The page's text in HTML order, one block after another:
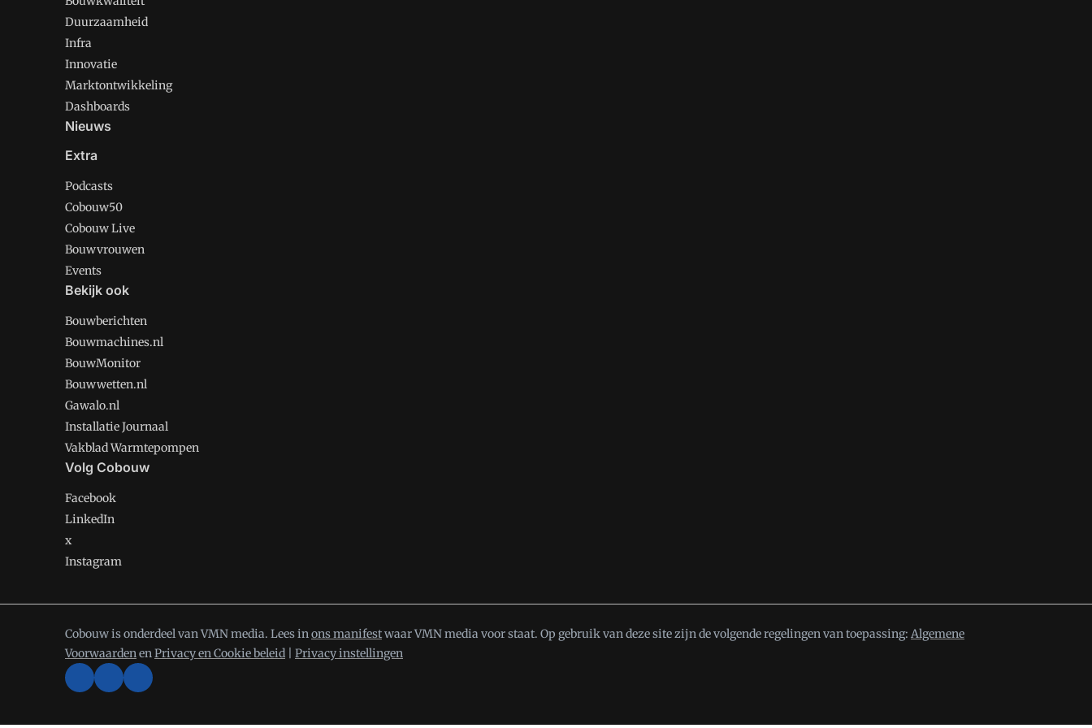
Duurzaamheid
Infra
Innovatie
Marktontwikkeling
Dashboards
Nieuws
Extra
Podcasts
Cobouw50
Cobouw Live
Bouwvrouwen
Events
Bekijk ook
Bouwberichten
Bouwmachines.nl
BouwMonitor
Bouwwetten.nl
Gawalo.nl
Installatie Journaal
Vakblad Warmtepompen
Volg Cobouw
Facebook
LinkedIn
x
Instagram
Cobouw is onderdeel van VMN media. Lees inons manifestwaar VMN media voor staat. Op gebruik van deze site zijn de volgende regelingen van toepassing: Algemene
VoorwaardenenPrivacy en Cookie beleid Privacy instellingen